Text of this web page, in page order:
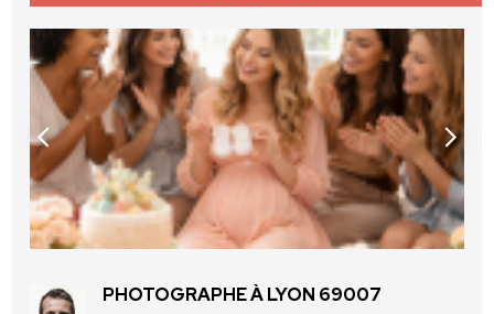
PHOTOGRAPHE À LYON 69007